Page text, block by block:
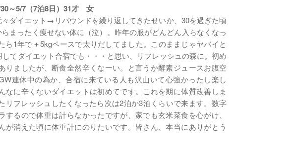
～5/7（7泊8日）31才 女
々ダイエット→リバウンドを繰り返してきたせいか、30を過ぎた頃
らまったく痩せない体に（泣）。昨年の服がどんどん入らなくなっ
ら1年で＋5kgペースで太りだしてました。このままじゃヤバイと
てダイエット合宿でも・・・と思い、リフレッシュの森に。初め
りましたが、断食全然辛くなーい。と言うか酵素ジュースお腹空
連休中の為か、合宿に来ている人も沢山いて心強かったし楽し
なに辛くないダイエットは初めてです。これを期に体質改善しま
リフレッシュしたくなったら次は2泊か3泊くらいで来ます。数字
するので体重は計らなかったですが、家でも玄米菜食を心がけ、
が消えた頃に体重計にのりたいです。皆さん、本当にありがとう